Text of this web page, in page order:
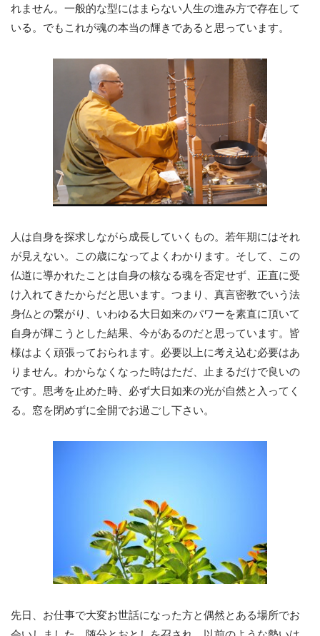
れません。一般的な型にはまらない人生の進み方で存在して
いる。でもこれが魂の本当の輝きであると思っています。
人は自身を探求しながら成長していくもの。若年期にはそれ
が見えない。この歳になってよくわかります。そして、この
仏道に導かれたことは自身の核なる魂を否定せず、正直に受
け入れてきたからだと思います。つまり、真言密教でいう法
身仏との繋がり、いわゆる大日如来のパワーを素直に頂いて
自身が輝こうとした結果、今があるのだと思っています。皆
様はよく頑張っておられます。必要以上に考え込む必要はあ
りません。わからなくなった時はただ、止まるだけで良いの
です。思考を止めた時、必ず大日如来の光が自然と入ってく
る。窓を閉めずに全開でお過ごし下さい。
先日、お仕事で大変お世話になった方と偶然とある場所でお